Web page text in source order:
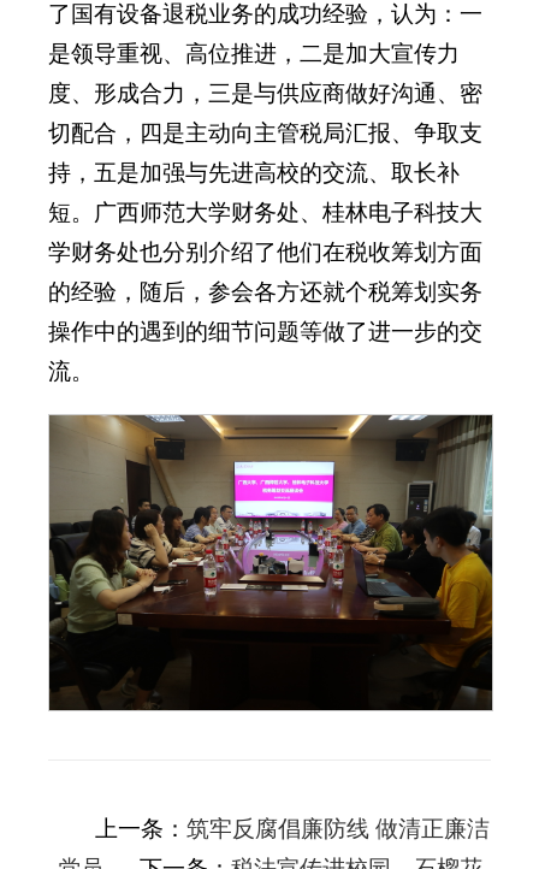
了国有设备退税业务的成功经验，认为：一
是领导重视、高位推进，二是加大宣传力
度、形成合力，三是与供应商做好沟通、密
切配合，四是主动向主管税局汇报、争取支
持，五是加强与先进高校的交流、取长补
短。广西师范大学财务处、桂林电子科技大
学财务处也分别介绍了他们在税收筹划方面
的经验，随后，参会各方还就个税筹划实务
操作中的遇到的细节问题等做了进一步的交
流。
上一条： 筑牢反腐倡廉防线 做清正廉洁